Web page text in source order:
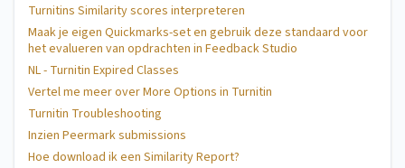
Turnitins Similarity scores interpreteren
Maak je eigen Quickmarks-set en gebruik deze standaard voor
het evalueren van opdrachten in Feedback Studio
NL - Turnitin Expired Classes
Vertel me meer over More Options in Turnitin
Turnitin Troubleshooting
Inzien Peermark submissions
Hoe download ik een Similarity Report?